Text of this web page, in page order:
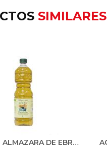
SIMILARES
ACEITE AOVE ALMAZARA DE EBRO. ECO 1L